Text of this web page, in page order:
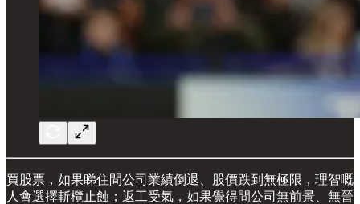
買股票，如果睇住間公司業績倒退、股價跌到無極限，理智嘅
人會選擇斬欖止蝕；返工受氣，如果覺得間公司無前景、無晉